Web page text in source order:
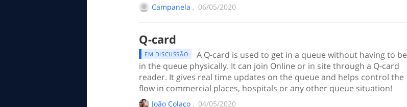
Campanela , ‎ ‎06/05/2020
Q-card
EM DISCUSSÃO
A Q-card is used to get in a queue without having to be
in the queue physically. It can join Online or in site through a Q-card
reader. It gives real time updates on the queue and helps control the
flow in commercial places, hospitals or any other queue situation!
João Colaço , ‎ ‎04/05/2020